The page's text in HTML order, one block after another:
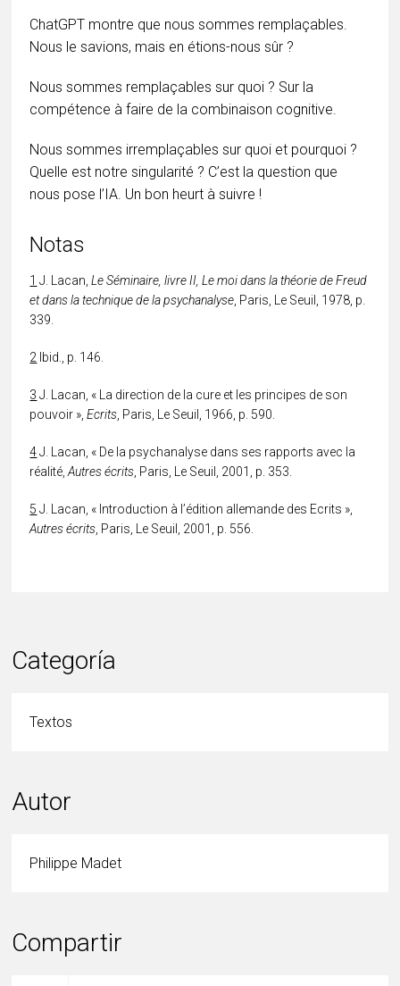
ChatGPT montre que nous sommes remplaçables.
Nous le savions, mais en étions-nous sûr ?
Nous sommes remplaçables sur quoi ? Sur la
compétence à faire de la combinaison cognitive.
Nous sommes irremplaçables sur quoi et pourquoi ?
Quelle est notre singularité ? C’est la question que
nous pose l’IA. Un bon heurt à suivre !
Notas
1 J. Lacan,Le Séminaire, livre II, Le moi dans la théorie de Freud
et dans la technique de la psychanalyse , Paris, Le Seuil, 1978, p.
339.
2 Ibid., p. 146.
3 J. Lacan, « La direction de la cure et les principes de son
pouvoir »,Ecrits , Paris, Le Seuil, 1966, p. 590.
4J. Lacan, « De la psychanalyse dans ses rapports avec la
réalité,Autres écrits , Paris, Le Seuil, 2001, p. 353.
5 J. Lacan, « Introduction à l’édition allemande des Ecrits »,
Autres écrits , Paris, Le Seuil, 2001, p. 556.
Categoría
Textos
Autor
Philippe Madet
Compartir